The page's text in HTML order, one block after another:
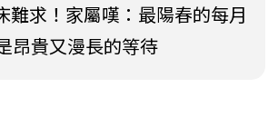
難求！家屬嘆：最陽春的每月
昂貴又漫長的等待